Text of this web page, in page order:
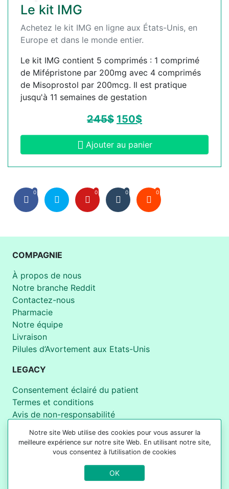
Le kit IMG
Achetez le kit IMG en ligne aux États-Unis, en
Europe et dans le monde entier.
Le kit IMG contient 5 comprimés : 1 comprimé
de Mifépristone par 200mg avec 4 comprimés
de Misoprostol par 200mcg. Il est pratique
jusqu'à 11 semaines de gestation
245$ 150$
Ajouter au panier
0 0 0 0
COMPAGNIE
À propos de nous
Notre branche Reddit
Contactez-nous
Pharmacie
Notre équipe
Livraison
Pilules d’Avortement aux Etats-Unis
LEGACY
Consentement éclairé du patient
Termes et conditions
Avis de non-responsabilité
Spécifications de livraison
Pilules abortives dans les pays
La qualité de nos produits
Notre site Web utilise des cookies pour vous assurer la
meilleure expérience sur notre site Web. En utilisant notre site,
vous consentez à l’utilisation de cookies
OK